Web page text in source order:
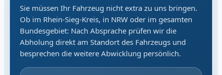
Sie müssen Ihr Fahrzeug nicht extra zu uns bringen.
Ob im Rhein-Sieg-Kreis, in NRW oder im gesamten
Bundesgebiet: Nach Absprache prüfen wir die
Abholung direkt am Standort des Fahrzeugs und
besprechen die weitere Abwicklung persönlich.